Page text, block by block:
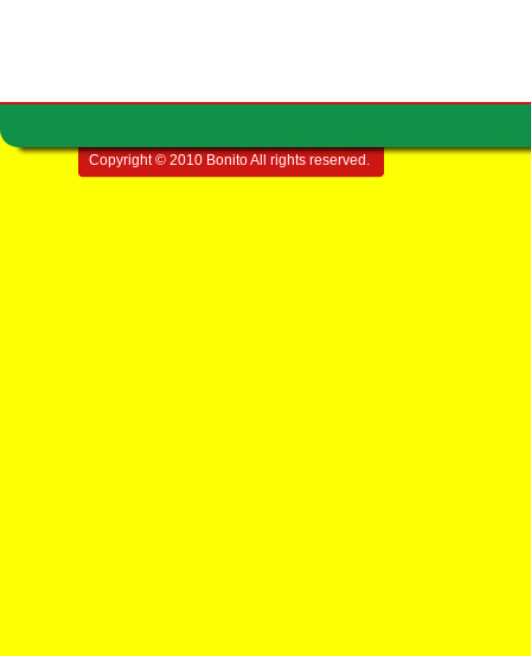
Copyright © 2010 Bonito All rights reserved.